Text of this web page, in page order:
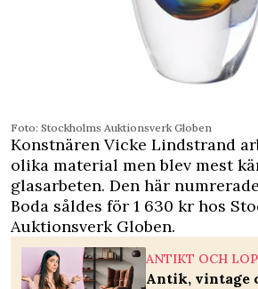
Foto: Stockholms ­Auktionsverk Globen
Konstnären Vicke ­Lindstrand
olika material men blev mest
glasarbeten. Den här
Boda såldes för 1 630 kr hos
Auktionsverk Globen.
ANTIKT OCH
Antik, vintage